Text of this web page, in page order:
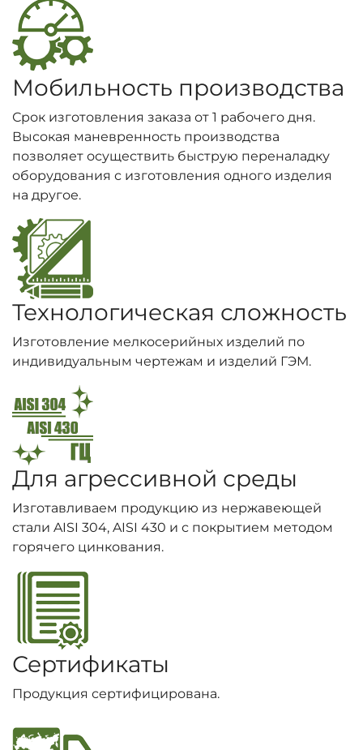
Мобильность производства
Срок изготовления заказа от 1 рабочего дня.
Высокая маневренность производства
позволяет осуществить быструю переналадку
оборудования с изготовления одного изделия
на другое.
Технологическая сложность
Изготовление мелкосерийных изделий по
индивидуальным чертежам и изделий ГЭМ.
Для агрессивной среды
Изготавливаем продукцию из нержавеющей
стали AISI 304, AISI 430 и с покрытием методом
горячего цинкования.
Сертификаты
Продукция сертифицирована.